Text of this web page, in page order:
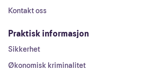
Kontakt oss
Praktisk informasjon
Sikkerhet
Økonomisk kriminalitet